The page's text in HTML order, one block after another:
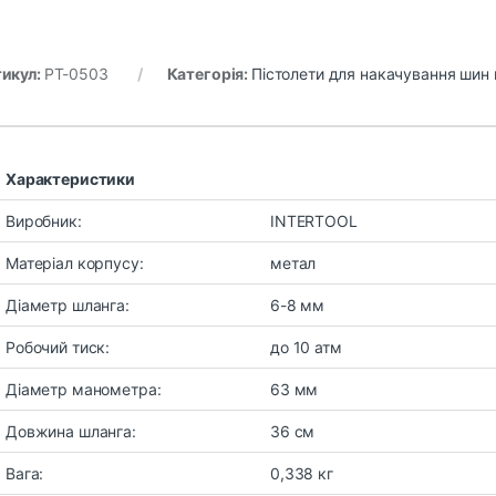
PT-0503 Категорія: Пістолети для накачування шин
Характеристики
Виробник: INTERTOOL
Матеріал корпусу: метал
Діаметр шланга: 6-8 мм
Робочий тиск: до 10 атм
Діаметр манометра: 63 мм
Довжина шланга: 36 см
Вага: 0,338 кг